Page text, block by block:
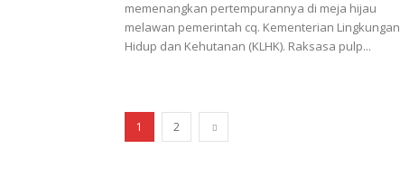
memenangkan pertempurannya di meja hijau
melawan pemerintah cq. Kementerian Lingkungan
Hidup dan Kehutanan (KLHK). Raksasa pulp...
1 2